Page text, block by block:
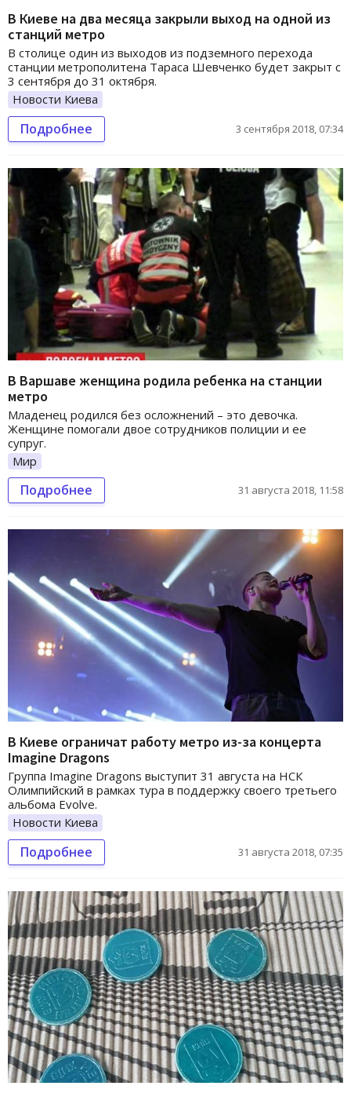
В Киеве на два месяца закрыли выход на одной из
станций метро
В столице один из выходов из подземного перехода
станции метрополитена Тараса Шевченко будет закрыт с
3 сентября до 31 октября.
Новости Киева
Подробнее 3 сентября 2018, 07:34
В Варшаве женщина родила ребенка на станции
метро
Младенец родился без осложнений – это девочка.
Женщине помогали двое сотрудников полиции и ее
супруг.
Мир
Подробнее 31 августа 2018, 11:58
В Киеве ограничат работу метро из-за концерта
Imagine Dragons
Группа Imagine Dragons выступит 31 августа на НСК
Олимпийский в рамках тура в поддержку своего третьего
альбома Evolve.
Новости Киева
Подробнее 31 августа 2018, 07:35